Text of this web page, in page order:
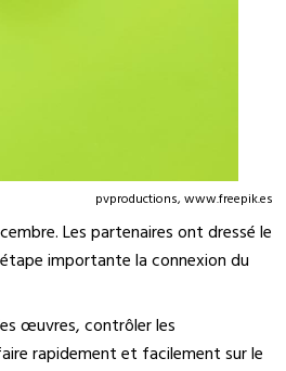
pvproductions, www.freepik.es
Les partenaires ont dressé le
importante la connexion du
œuvres, contrôler les
rapidement et facilement sur le